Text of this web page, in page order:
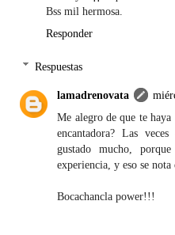
Bss mil hermosa.
Responder
Respuestas
lamadrenovata
Me alegro de que te haya
encantadora? Las
gustado mucho,
experiencia, y eso se
Bocachancla power!!!